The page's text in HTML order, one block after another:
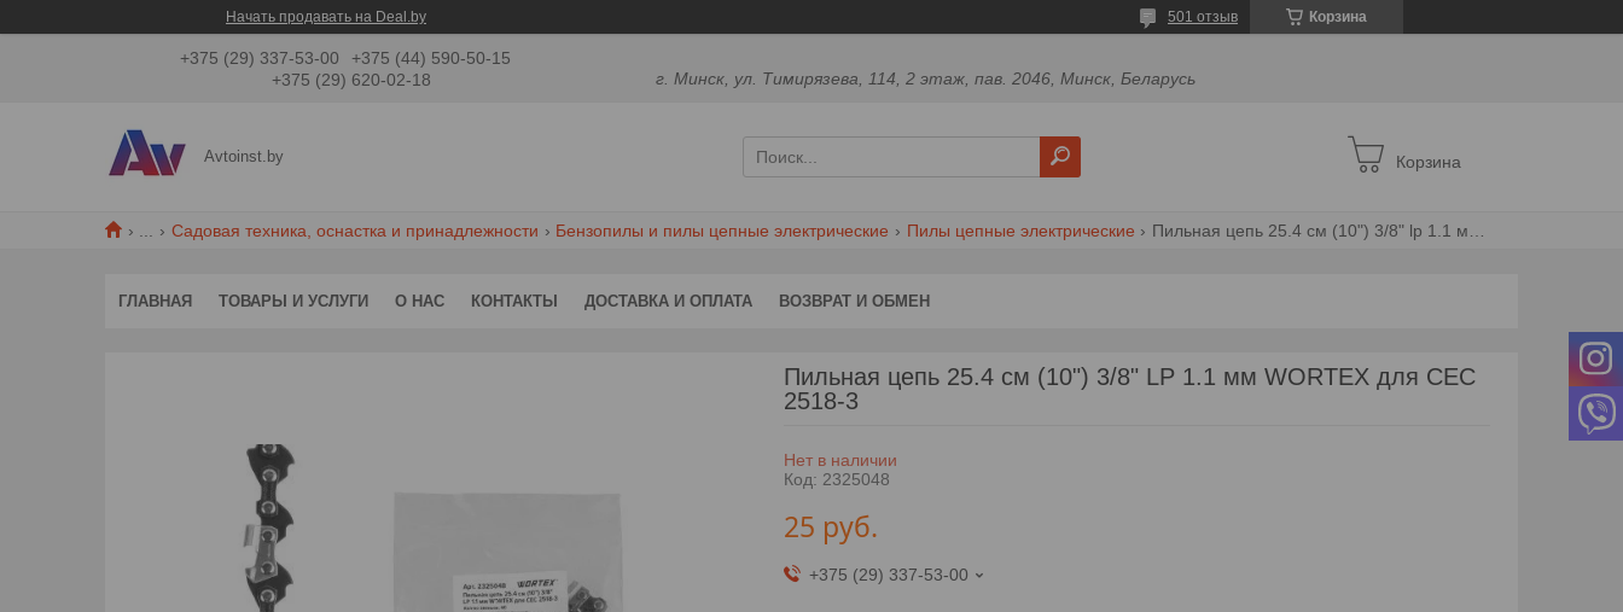
Начать продавать на Deal.by Корзина
501 отзыв
+375 (29) 337-53-00
+375 (44) 590-50-15
+375 (29) 620-02-18
г. Минск, ул. Тимирязева, 114, 2 этаж, пав. 2046, Минск, Беларусь
Avtoinst.by Корзина
Садовая техника, оснастка и принадлежности Бензопилы и пилы цепные электрические Пилы цепные электрические
ГЛАВНАЯ ТОВАРЫ И УСЛУГИ О НАС КОНТАКТЫ ДОСТАВКА И ОПЛАТА ВОЗВРАТ И ОБМЕН
Пильная цепь 25.4 см (10") 3/8" LP 1.1 мм WORTEX для CEC
2518-3
Нет в наличии
Код: 2325048
25 руб.
+375 (29) 337-53-00